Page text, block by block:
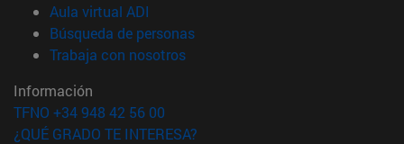
Aula virtual ADI
Búsqueda de personas(abre en nueva ventana)
Trabaja con nosotros(abre en nueva ventana)
Información
TFNO +34 948 42 56 00
¿QUÉ GRADO TE INTERESA?